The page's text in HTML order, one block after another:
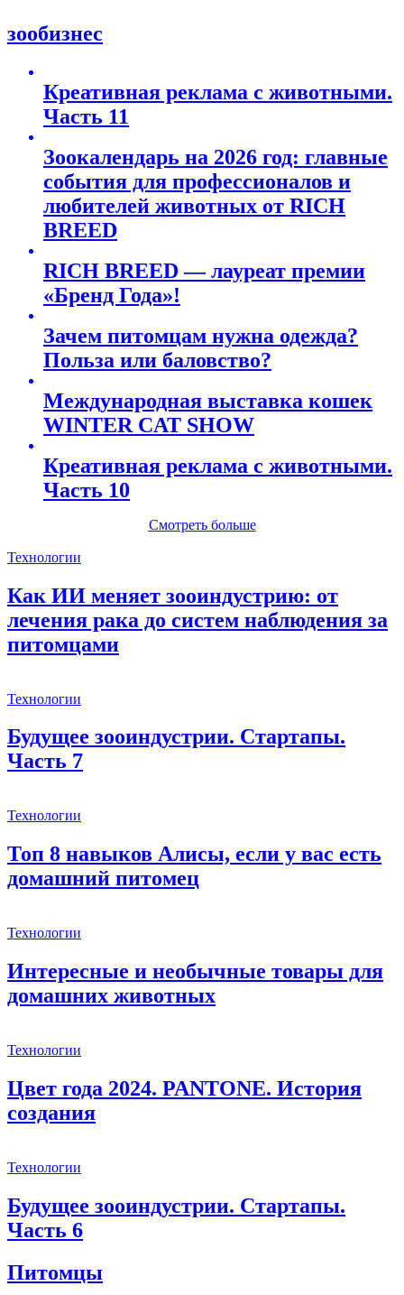
зообизнес
Креативная реклама с животными.
Часть 11
Зоокалендарь на 2026 год: главные
события для профессионалов и
любителей животных от RICH
BREED
RICH BREED — лауреат премии
«Бренд Года»!
Зачем питомцам нужна одежда?
Польза или баловство?
Международная выставка кошек
WINTER CAT SHOW
Креативная реклама с животными.
Часть 10
Смотреть больше
Технологии
Как ИИ меняет зооиндустрию: от
лечения рака до систем наблюдения за
питомцами
Технологии
Будущее зооиндустрии. Стартапы.
Часть 7
Технологии
Топ 8 навыков Алисы, если у вас есть
домашний питомец
Технологии
Интересные и необычные товары для
домашних животных
Технологии
Цвет года 2024. PANTONE. История
создания
Технологии
Будущее зооиндустрии. Стартапы.
Часть 6
Питомцы